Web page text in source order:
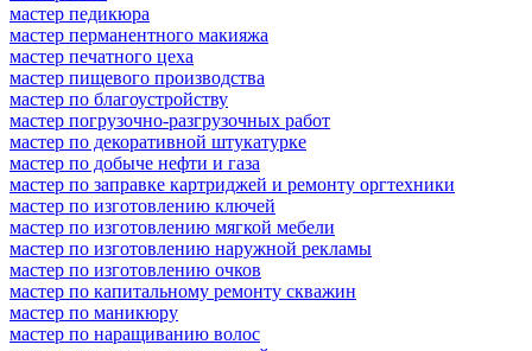
мастер педикюра
мастер перманентного макияжа
мастер печатного цеха
мастер пищевого производства
мастер по благоустройству
мастер погрузочно-разгрузочных работ
мастер по декоративной штукатурке
мастер по добыче нефти и газа
мастер по заправке картриджей и ремонту оргтехники
мастер по изготовлению ключей
мастер по изготовлению мягкой мебели
мастер по изготовлению наружной рекламы
мастер по изготовлению очков
мастер по капитальному ремонту скважин
мастер по маникюру
мастер по наращиванию волос